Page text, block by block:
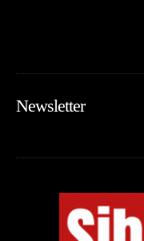
Newsletter